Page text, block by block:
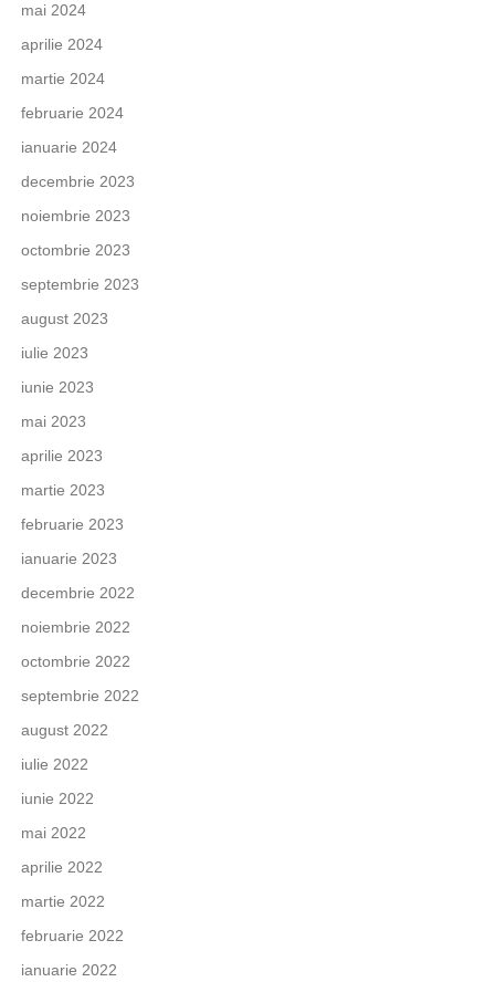
mai 2024
aprilie 2024
martie 2024
februarie 2024
ianuarie 2024
decembrie 2023
noiembrie 2023
octombrie 2023
septembrie 2023
august 2023
iulie 2023
iunie 2023
mai 2023
aprilie 2023
martie 2023
februarie 2023
ianuarie 2023
decembrie 2022
noiembrie 2022
octombrie 2022
septembrie 2022
august 2022
iulie 2022
iunie 2022
mai 2022
aprilie 2022
martie 2022
februarie 2022
ianuarie 2022